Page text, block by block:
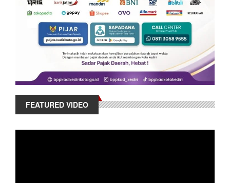
FEATURED VIDEO